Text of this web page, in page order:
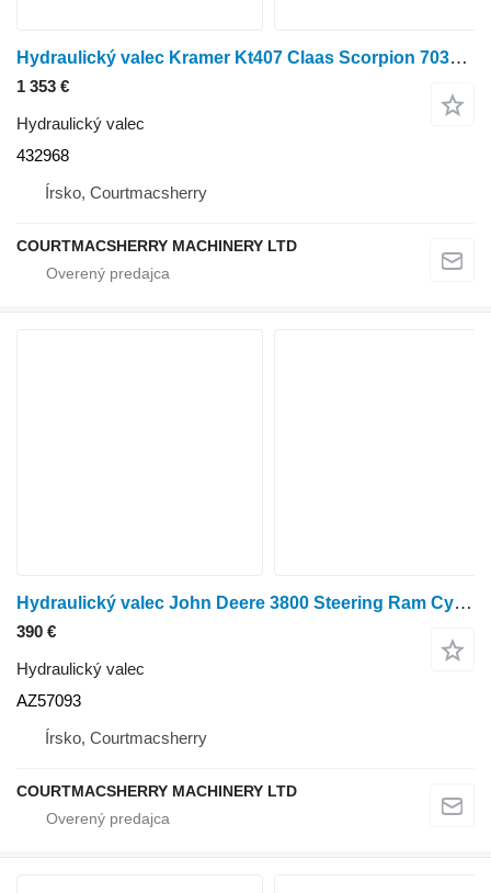
Hydraulický valec Kramer Kt407 Claas Scorpion 7035 Front Axle Steering Cylinder 26.25, 43 432968 na poľnohospodárskeho nakladača
1 353 €
Hydraulický valec
432968
Írsko, Courtmacsherry
COURTMACSHERRY MACHINERY LTD
Hydraulický valec John Deere 3800 Steering Ram Cylinder Az57093 AZ57093 na poľnohospodárskeho nakladača
390 €
Hydraulický valec
AZ57093
Írsko, Courtmacsherry
COURTMACSHERRY MACHINERY LTD